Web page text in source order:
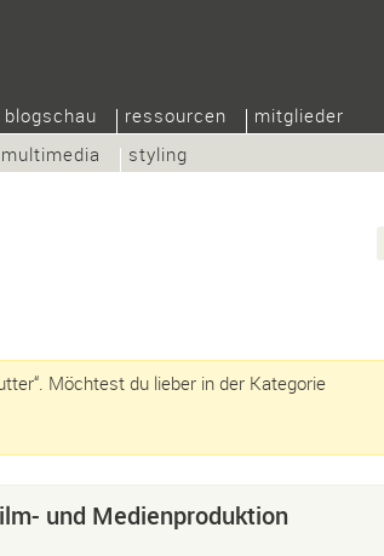
multimedia styling
blogschau ressourcen mitglieder
Möchtest du lieber in der Kategorie
und Medienproduktion